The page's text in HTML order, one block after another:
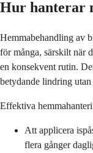
Hur hanterar
Hemmabehandling av
för många, särskilt när
en konsekvent rutin.
betydande lindring
Effektiva
Att applicera
flera gånger